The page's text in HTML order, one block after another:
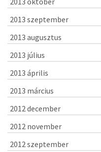
2013 szeptember
2013 augusztus
2013 július
2013 április
2013 március
2012 december
2012 november
2012 szeptember